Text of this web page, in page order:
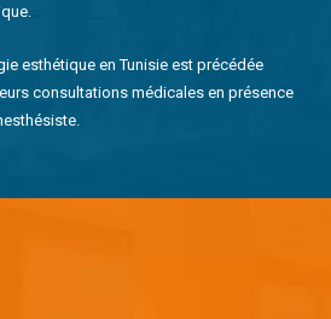
esthétique en Tunisie est précédée
consultations médicales en présence